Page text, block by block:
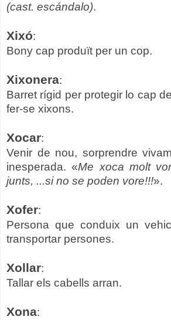
(cast. escándalo).
Xixó:
Bony cap produït per un cop.
Xixonera:
Barret rígid per protegir lo cap
fer-se xixons.
Xocar:
Venir de nou, sorprendre
inesperada. «Me xoca molt
junts, ...si no se poden vore!!!».
Xofer:
Persona que conduix un
transportar persones.
Xollar:
Tallar els cabells arran.
Xona: